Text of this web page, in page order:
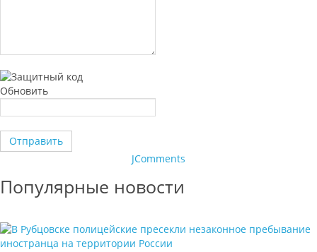
Обновить
Отправить
JComments
Популярные новости